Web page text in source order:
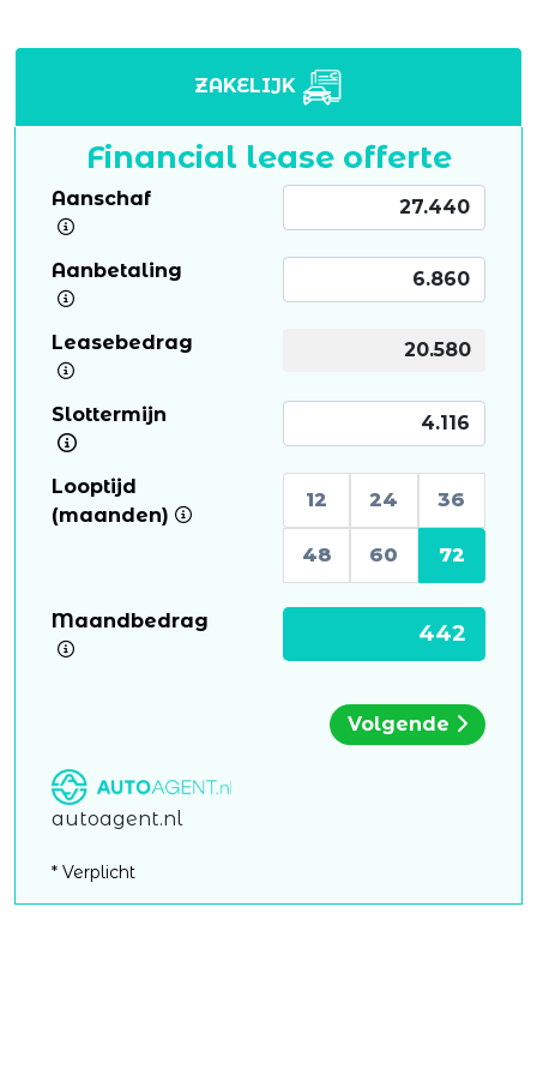
ZAKELIJK
Financial lease offerte
Aanschaf
Aanbetaling
Leasebedrag
Slottermijn
Looptijd
(maanden)
12 24 36
48 60 72
Maandbedrag
autoagent.nl
Volgende
* Verplicht